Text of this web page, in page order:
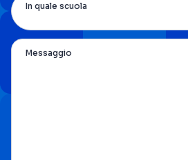
In quale scuola
Messaggio